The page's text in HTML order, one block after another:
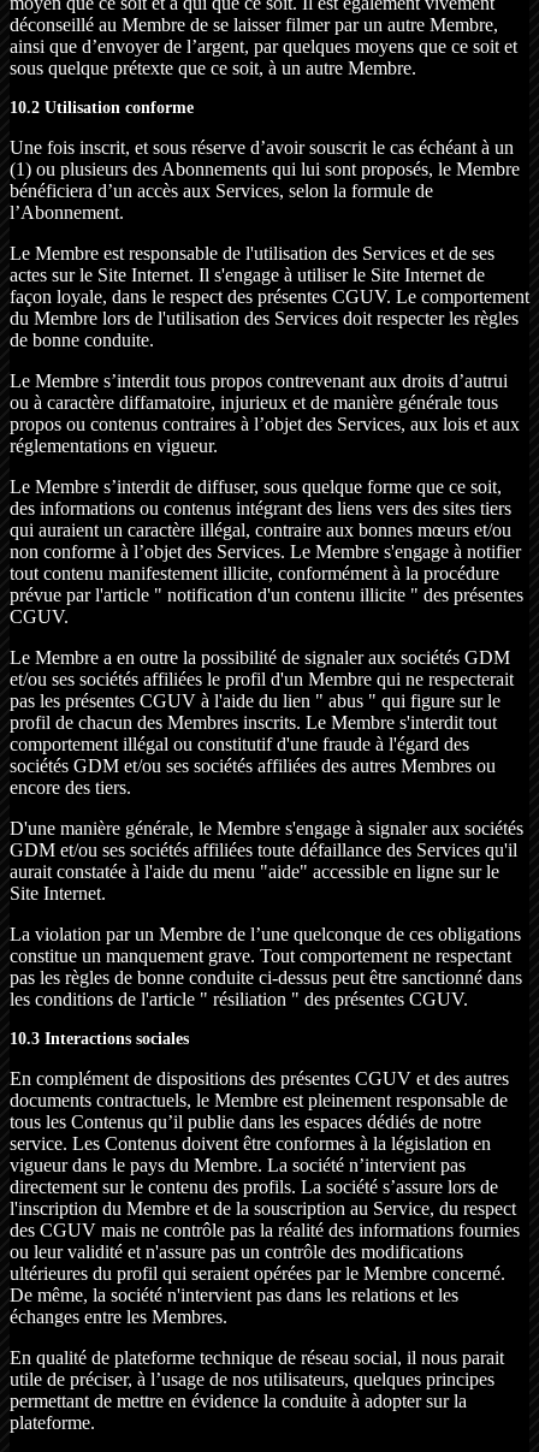
déconseillé au Membre de se laisser filmer par un autre Membre,
ainsi que d’envoyer de l’argent, par quelques moyens que ce soit et
sous quelque prétexte que ce soit, à un autre Membre.
10.2 Utilisation conforme
Une fois inscrit, et sous réserve d’avoir souscrit le cas échéant à un
(1) ou plusieurs des Abonnements qui lui sont proposés, le Membre
bénéficiera d’un accès aux Services, selon la formule de
l’Abonnement.
Le Membre est responsable de l'utilisation des Services et de ses
actes sur le Site Internet. Il s'engage à utiliser le Site Internet de
façon loyale, dans le respect des présentes CGUV. Le comportement
du Membre lors de l'utilisation des Services doit respecter les règles
de bonne conduite.
Le Membre s’interdit tous propos contrevenant aux droits d’autrui
ou à caractère diffamatoire, injurieux et de manière générale tous
propos ou contenus contraires à l’objet des Services, aux lois et aux
réglementations en vigueur.
Le Membre s’interdit de diffuser, sous quelque forme que ce soit,
des informations ou contenus intégrant des liens vers des sites tiers
qui auraient un caractère illégal, contraire aux bonnes mœurs et/ou
non conforme à l’objet des Services. Le Membre s'engage à notifier
tout contenu manifestement illicite, conformément à la procédure
prévue par l'article " notification d'un contenu illicite " des présentes
CGUV.
Le Membre a en outre la possibilité de signaler aux sociétés GDM
et/ou ses sociétés affiliées le profil d'un Membre qui ne respecterait
pas les présentes CGUV à l'aide du lien " abus " qui figure sur le
profil de chacun des Membres inscrits. Le Membre s'interdit tout
comportement illégal ou constitutif d'une fraude à l'égard des
sociétés GDM et/ou ses sociétés affiliées des autres Membres ou
encore des tiers.
D'une manière générale, le Membre s'engage à signaler aux sociétés
GDM et/ou ses sociétés affiliées toute défaillance des Services qu'il
aurait constatée à l'aide du menu "aide" accessible en ligne sur le
Site Internet.
La violation par un Membre de l’une quelconque de ces obligations
constitue un manquement grave. Tout comportement ne respectant
pas les règles de bonne conduite ci-dessus peut être sanctionné dans
les conditions de l'article " résiliation " des présentes CGUV.
10.3 Interactions sociales
En complément de dispositions des présentes CGUV et des autres
documents contractuels, le Membre est pleinement responsable de
tous les Contenus qu’il publie dans les espaces dédiés de notre
service. Les Contenus doivent être conformes à la législation en
vigueur dans le pays du Membre. La société n’intervient pas
directement sur le contenu des profils. La société s’assure lors de
l'inscription du Membre et de la souscription au Service, du respect
des CGUV mais ne contrôle pas la réalité des informations fournies
ou leur validité et n'assure pas un contrôle des modifications
ultérieures du profil qui seraient opérées par le Membre concerné.
De même, la société n'intervient pas dans les relations et les
échanges entre les Membres.
En qualité de plateforme technique de réseau social, il nous parait
utile de préciser, à l’usage de nos utilisateurs, quelques principes
permettant de mettre en évidence la conduite à adopter sur la
plateforme.